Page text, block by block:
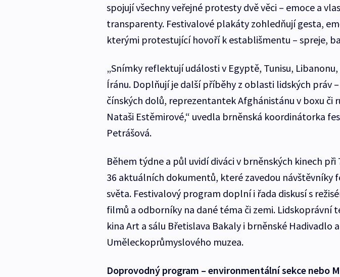
spojují všechny veřejné protesty dvě věci – emoce a
transparenty. Festivalové plakáty zohledňují gesta,
kterými protestující hovoří k establišmentu – spreje,
„Snímky reflektují události v Egyptě, Tunisu,
Íránu. Doplňují je další příběhy z oblasti lidských práv
čínských dolů, reprezentantek Afghánistánu v boxu či
Nataši Estěmirové,“ uvedla brněnská koordinátorka
Petrášová.
Během týdne a půl uvidí diváci v brněnských kinech
36 aktuálních dokumentů, které zavedou návštěvníky
světa. Festivalový program doplní i řada diskusí s
filmů a odborníky na dané téma či zemi. Lidskoprávní
kina Art a sálu Břetislava Bakaly i brněnské Hadivadlo
Uměleckoprůmyslového muzea.
Doprovodný program – environmentální sekce nebo